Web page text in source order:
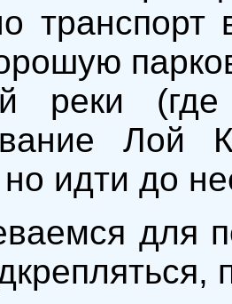
транспорт
реки (где
Лой
идти до
для